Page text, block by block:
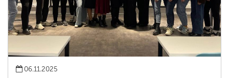
06.11.2025